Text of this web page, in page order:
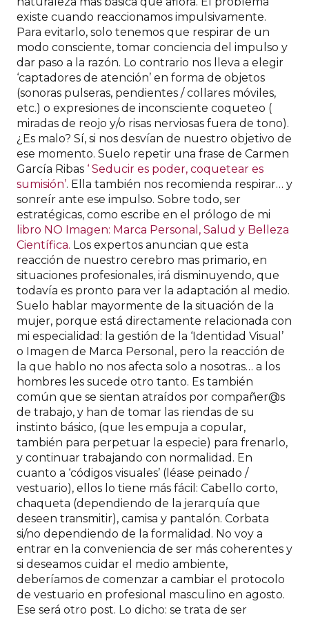
existe cuando reaccionamos impulsivamente.
Para evitarlo, solo tenemos que respirar de un
modo consciente, tomar conciencia del impulso y
dar paso a la razón. Lo contrario nos lleva a elegir
‘captadores de atención’ en forma de objetos
(sonoras pulseras, pendientes / collares móviles,
etc.) o expresiones de inconsciente coqueteo (
miradas de reojo y/o risas nerviosas fuera de tono).
¿Es malo? Sí, si nos desvían de nuestro objetivo de
ese momento. Suelo repetir una frase de Carmen
García Ribas ‘ Seducir es poder, coquetear es
sumisión’. Ella también nos recomienda respirar… y
sonreír ante ese impulso. Sobre todo, ser
estratégicas, como escribe en el prólogo de mi
libro NO Imagen: Marca Personal, Salud y Belleza
Científica. Los expertos anuncian que esta
reacción de nuestro cerebro mas primario, en
situaciones profesionales, irá disminuyendo, que
todavía es pronto para ver la adaptación al medio.
Suelo hablar mayormente de la situación de la
mujer, porque está directamente relacionada con
mi especialidad: la gestión de la ‘Identidad Visual’
o Imagen de Marca Personal, pero la reacción de
la que hablo no nos afecta solo a nosotras… a los
hombres les sucede otro tanto. Es también
común que se sientan atraídos por compañer@s
de trabajo, y han de tomar las riendas de su
instinto básico, (que les empuja a copular,
también para perpetuar la especie) para frenarlo,
y continuar trabajando con normalidad. En
cuanto a ‘códigos visuales’ (léase peinado /
vestuario), ellos lo tiene más fácil: Cabello corto,
chaqueta (dependiendo de la jerarquía que
deseen transmitir), camisa y pantalón. Corbata
si/no dependiendo de la formalidad. No voy a
entrar en la conveniencia de ser más coherentes y
si deseamos cuidar el medio ambiente,
deberíamos de comenzar a cambiar el protocolo
de vestuario en profesional masculino en agosto.
Ese será otro post. Lo dicho: se trata de ser